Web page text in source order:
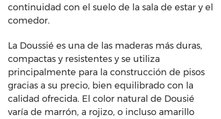
continuidad con el suelo de la sala de estar y el
comedor.
La Doussié es una de las maderas más duras,
compactas y resistentes y se utiliza
principalmente para la construcción de pisos
gracias a su precio, bien equilibrado con la
calidad ofrecida. El color natural de Dousié
varía de marrón, a rojizo, o incluso amarillo